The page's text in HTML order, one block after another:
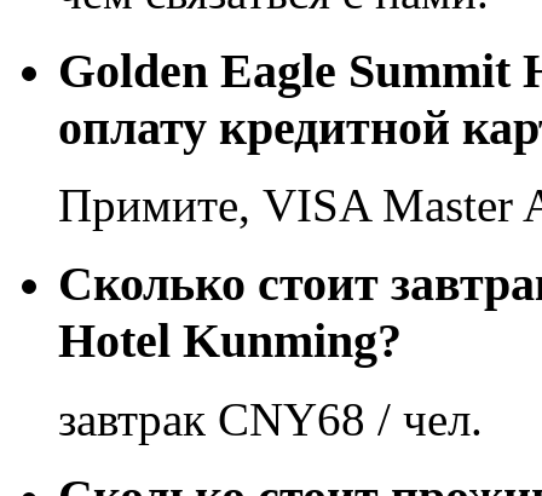
Golden Eagle
оплату кредитной
Примите, VISA Master
Сколько стоит
Hotel Kunming?
завтрак CNY68 / чел.